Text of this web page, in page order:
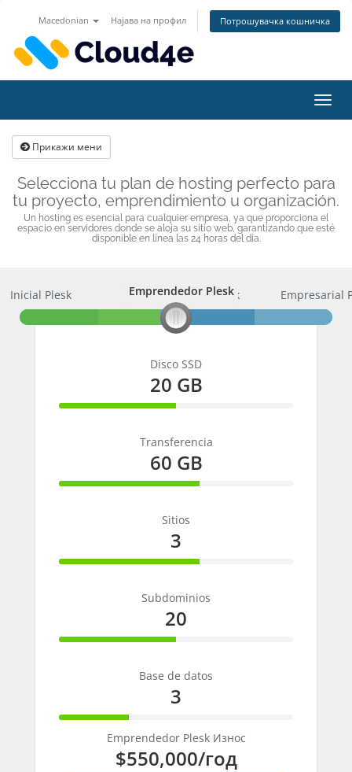
Macedonian Најава на профил Потрошувачка кошничка
ја
Прикажи мени
Selecciona tu plan de hosting perfecto para
tu proyecto, emprendimiento u organización.
Un hosting es esencial para cualquier empresa, ya que proporciona el
espacio en servidores donde se aloja su sitio web, garantizando que esté
disponible en línea las 24 horas del día.
Emprendedor Plesk
Inicial Plesk Emprendedor Plesk Empresarial
Disco SSD
20 GB
50%
Transferencia
60 GB
60%
Sitios
3
60%
Subdominios
20
50%
Base de datos
3
30%
CompleteEmprendedor Plesk Износ
$550,000/год